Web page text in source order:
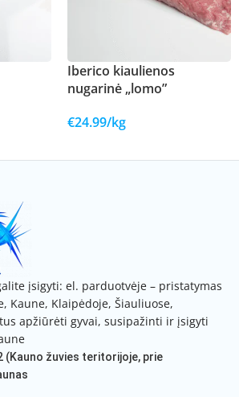
Iberico kiaulienos
nugarinė „lomo”
€24.99/kg
įsigyti: el. parduotvėje – pristatymas
Kaune, Klaipėdoje, Šiauliuose,
apžiūrėti gyvai, susipažinti ir įsigyti
(Kauno žuvies teritorijoje, prie